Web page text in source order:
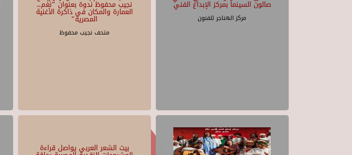
نجيب محفوظ ندوة بعنوان "نغم..
العمارة والمكان في ذاكرة الأغنية
المصرية"
متحف نجيب محفوظ
صالون السينما بمركز الإبداع الفني
مركز الهناجر للفنون
بيت الشعر العربي يواصل قراءة